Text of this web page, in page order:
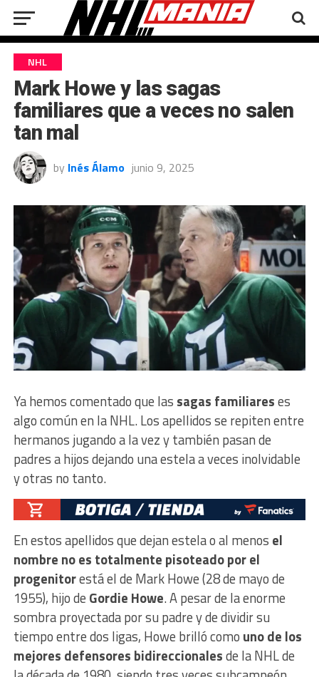
NHL
Mark Howe y las sagas
familiares que a veces no salen
tan mal
by Inés Álamo junio 9, 2025
Ya hemos comentado que las sagas familiareses
algo común en la NHL. Los apellidos se repiten entre
hermanos jugando a la vez y también pasan de
padres a hijos dejando una estela a veces inolvidable
y otras no tanto.
En estos apellidosque dejan estela o al menos el
nombre no es totalmente pisoteado por el
progenitorestá el de Mark Howe (28 de mayo de
1955), hijo de Gordie Howe. A pesar de la enorme
sombra proyectada por su padre y de dividir su
tiempo entre dos ligas, Howe brilló como uno de los
mejores defensores bidireccionalesde la NHL de